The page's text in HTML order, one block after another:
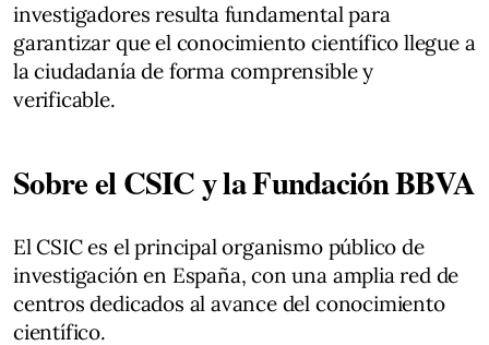
investigadores resulta fundamental para
garantizar que el conocimiento científico llegue a
la ciudadanía de forma comprensible y
verificable.
Sobre el CSIC y la Fundación BBVA
El CSIC es el principal organismo público de
investigación en España, con una amplia red de
centros dedicados al avance del conocimiento
científico.